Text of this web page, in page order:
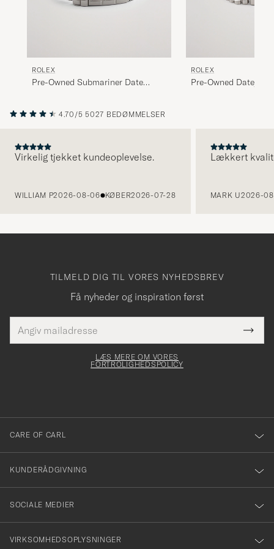
ROLEX
Pre-Owned Submariner Date
ROLEX
Pre-Owned Datejust
4.70/5 5027 BEDØMMELSER
Virkelig tjekket kundeoplevelse.
WILLIAM P2026-08-06 KØBER2026-07-28
Lækkert
MARK U2026-
TILMELD DIG TIL VORES NYHEDSBREV
Få nyheder og inspiration først
mailadresse
skal
Tack
för
dig
till
vårt
nyhetsbrev!
LÆS MERE OM VORES
FORTROLIGHEDSPOLICY
CARE OF CARL
KUNDERÅDGIVNING
SOCIALE MEDIER
VIRKSOMHEDSOPLYSNINGER